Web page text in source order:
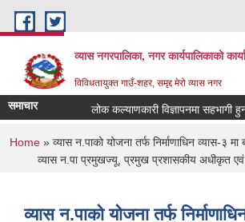
Skip to main content
व्यास नगरपालिका, नगर कार्यपालिकाको
विविधतायुक्त गाउँ-शहर, समृद्द मेरो व्यास नगर
समाचार लोक कल्याणकारी विज्ञापनमा सहभागी
You are here
Home » व्यास न.पाको योजना तर्फ निर्माणाधिन व्यास-३
व्यास न.पा प्रमुखज्यू, प्रमुख प्रशासकीय अधीकृत
व्यास न.पाको योजना तर्फ